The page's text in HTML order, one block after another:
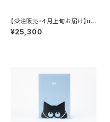
【受注販売・４月上旬お届け】um
ao 複製原画 CAT2 （額装有り、
直筆サイン入り）
¥25,300